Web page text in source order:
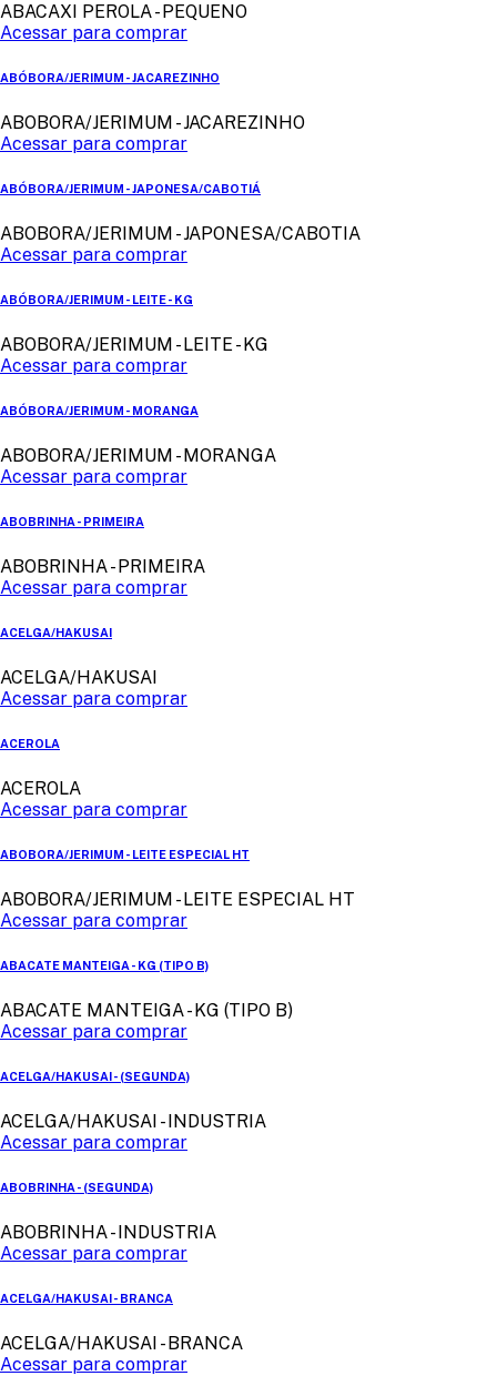
ABACAXI PEROLA - PEQUENO
Acessar para comprar
ABÓBORA/JERIMUM - JACAREZINHO
ABOBORA/JERIMUM - JACAREZINHO
Acessar para comprar
ABÓBORA/JERIMUM - JAPONESA/CABOTIÁ
ABOBORA/JERIMUM - JAPONESA/CABOTIA
Acessar para comprar
ABÓBORA/JERIMUM - LEITE - KG
ABOBORA/JERIMUM - LEITE - KG
Acessar para comprar
ABÓBORA/JERIMUM - MORANGA
ABOBORA/JERIMUM - MORANGA
Acessar para comprar
ABOBRINHA - PRIMEIRA
ABOBRINHA - PRIMEIRA
Acessar para comprar
ACELGA/HAKUSAI
ACELGA/HAKUSAI
Acessar para comprar
ACEROLA
ACEROLA
Acessar para comprar
ABOBORA/JERIMUM - LEITE ESPECIAL HT
ABOBORA/JERIMUM - LEITE ESPECIAL HT
Acessar para comprar
ABACATE MANTEIGA - KG (TIPO B)
ABACATE MANTEIGA - KG (TIPO B)
Acessar para comprar
ACELGA/HAKUSAI - (SEGUNDA)
ACELGA/HAKUSAI - INDUSTRIA
Acessar para comprar
ABOBRINHA - (SEGUNDA)
ABOBRINHA - INDUSTRIA
Acessar para comprar
ACELGA/HAKUSAI - BRANCA
ACELGA/HAKUSAI - BRANCA
Acessar para comprar